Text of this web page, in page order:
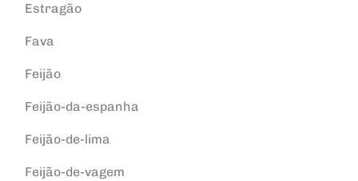
Estragão
Fava
Feijão
Feijão-da-espanha
Feijão-de-lima
Feijão-de-vagem